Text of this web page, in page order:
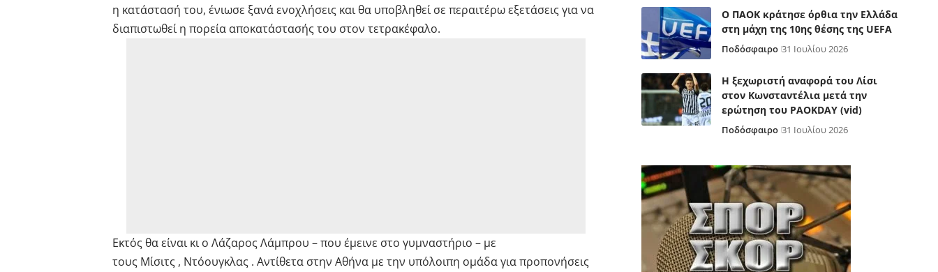
η κατάστασή του, ένιωσε ξανά ενοχλήσεις και θα υποβληθεί σε περαιτέρω εξετάσεις για να
διαπιστωθεί η πορεία αποκατάστασής του στον τετρακέφαλο.
Εκτός θα είναι κι ο Λάζαρος Λάμπρου – που έμεινε στο γυμναστήριο – με
τους Μίσιτς , Ντόουγκλας . Αντίθετα στην Αθήνα με την υπόλοιπη ομάδα για προπονήσεις
Ο ΠΑΟΚ κράτησε όρθια την Ελλάδα
στη μάχη της 10ης θέσης της UEFA
Ποδόσφαιρο 31 Ιουλίου 2026
Η ξεχωριστή αναφορά του Λίσι
στον Κωνσταντέλια μετά την
ερώτηση του PAOKDAY (vid)
Ποδόσφαιρο 31 Ιουλίου 2026